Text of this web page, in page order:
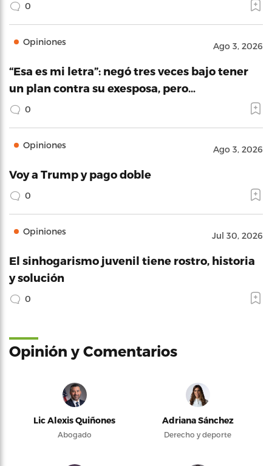
0
Opiniones Ago 3, 2026
“Esa es mi letra”: negó tres veces bajo tener
un plan contra su exesposa, pero…
0
Opiniones Ago 3, 2026
Voy a Trump y pago doble
0
Opiniones Jul 30, 2026
El sinhogarismo juvenil tiene rostro, historia
y solución
0
Opinión y Comentarios
Lic Alexis Quiñones
Abogado
Adriana Sánchez
Derecho y deporte